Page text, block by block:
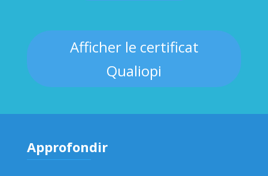
Afficher le certificat
Qualiopi
Approfondir